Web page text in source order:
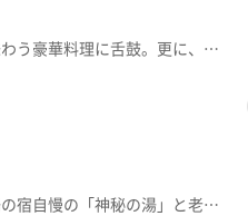
松島湾を一望する露天風呂が自慢の宿です。旬の海鮮をとことん味わう豪華料理に舌鼓。更に、インパクト抜群のサンドイッチなど、絶品松島グルメも登場します。【放送局】東日本放送【放送日】2025年7月17日(木)
この時期、新緑が美しい自然豊かな宮城県大崎市の鳴子温泉。名湯の宿自慢の「神秘の湯」と老舗店が始めた栗のスイーツを紹介します。【放送局】東日本放送【放送日】2025年6月5日(木)